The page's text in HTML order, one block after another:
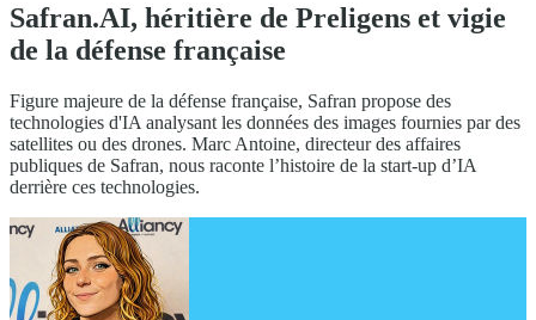
Safran.AI, héritière de Preligens et vigie
de la défense française
Figure majeure de la défense française, Safran propose des
technologies d'IA analysant les données des images fournies par des
satellites ou des drones. Marc Antoine, directeur des affaires
publiques de Safran, nous raconte l’histoire de la start-up d’IA
derrière ces technologies.